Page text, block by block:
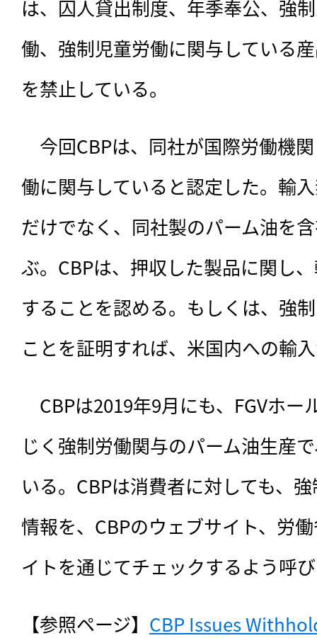
は、囚人貸出制度、年季奉公、強
働、強制児童労働に関与している
を禁止している。
今回CBPは、同社が国際労働機
働に関与していると認定した。輸
だけでなく、同社製のパーム油を
ぶ。CBPは、押収した製品に関し
することを認める。もしくは、強
ことを証明すれば、米国内への輸
CBPは2019年9月にも、FGVホー
じく強制労働関与のパーム油生産
いる。CBPは消費者に対しても、
情報を、CBPのウェブサイト、労
イトを通じてチェックするよう呼
【参照ページ】 CBP Issues